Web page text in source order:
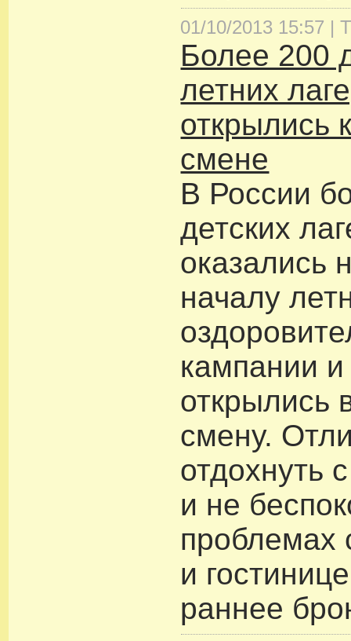
01/10/2013 15:57 |
Более 200
летних
открылись
смене
В России
детских
оказались
началу
кампании
открылись
смену.
отдохнуть
и не
проблемах
и
раннее